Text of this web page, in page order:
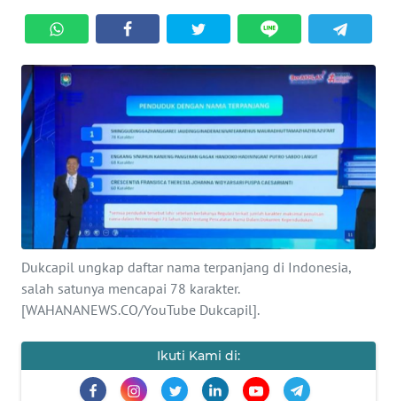
Dukcapil ungkap daftar nama terpanjang di Indonesia,
salah satunya mencapai 78 karakter.
[WAHANANEWS.CO/YouTube Dukcapil].
Ikuti Kami di:
KRIMINAL
EKUIN
SAINS-TEKNO
KESEHATAN
INTERNASIONAL
SERBA-SERBI
PENDIDIKAN